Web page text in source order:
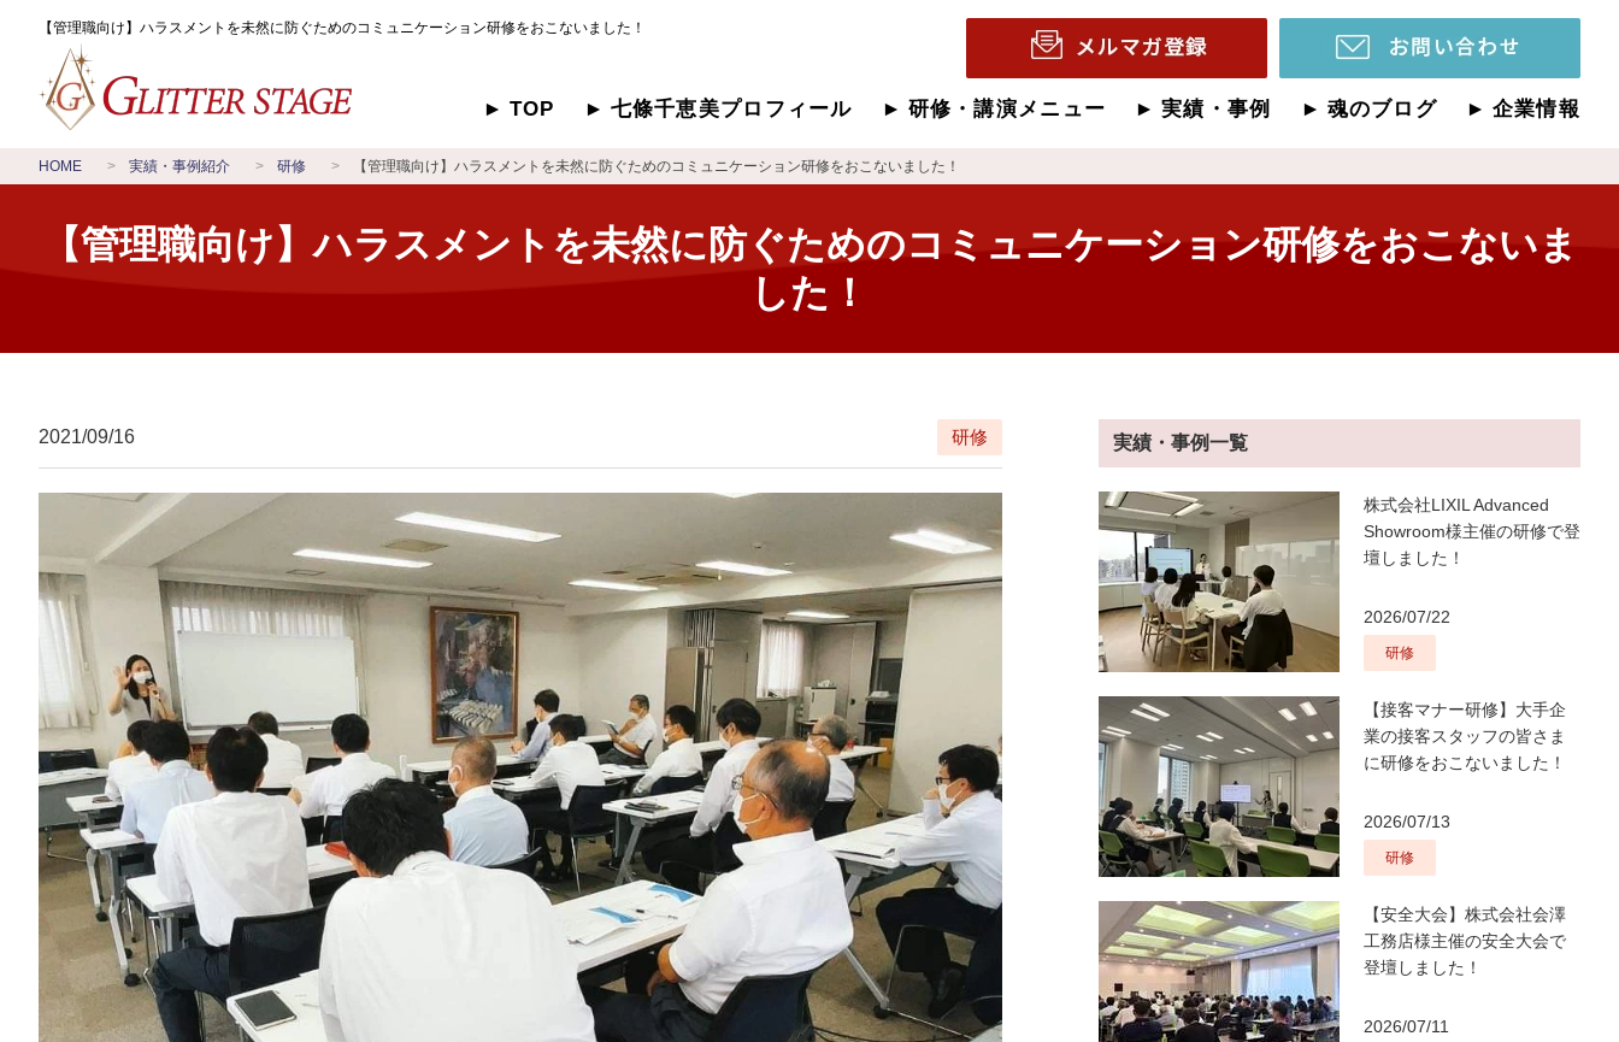
【管理職向け】ハラスメントを未然に防ぐためのコミュニケーション研修をおこないました！
TOP 七條千恵美プロフィール 研修・講演メニュー 実績・事例 魂のブログ 企業情報
HOME 実績・事例紹介 研修 【管理職向け】ハラスメントを未然に防ぐためのコミュニケーション研修をおこないました！
【管理職向け】ハラスメントを未然に防ぐためのコミュニケーション研修をおこないま
した！
2021/09/16 研修 実績・事例一覧
株式会社LIXIL Advanced
Showroom様主催の研修で登
壇しました！
2026/07/22
研修
【接客マナー研修】大手企
業の接客スタッフの皆さま
に研修をおこないました！
2026/07/13
研修
【安全大会】株式会社会澤
工務店様主催の安全大会で
登壇しました！
2026/07/11